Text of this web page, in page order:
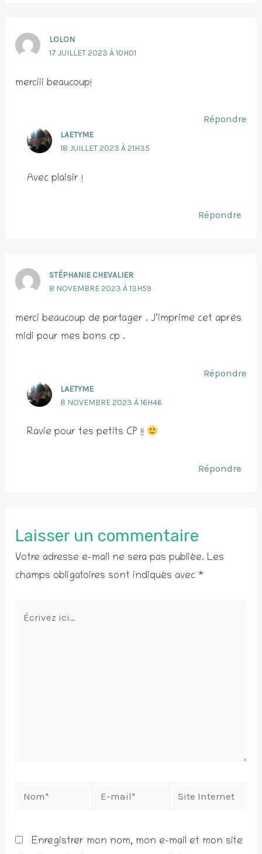
LOLON
17 JUILLET 2023 À 10H01
merciii beaucoup!
Répondre
LAETYME
18 JUILLET 2023 À 21H35
Avec plaisir !
Répondre
STÉPHANIE CHEVALIER
8 NOVEMBRE 2023 À 13H59
merci beaucoup de partager . J’imprime cet après
midi pour mes bons cp .
Répondre
LAETYME
8 NOVEMBRE 2023 À 16H46
Ravie pour tes petits CP !!
Répondre
Laisser un commentaire
Votre adresse e-mail ne sera pas publiée. Les
champs obligatoires sont indiqués avec*
Enregistrer mon nom, mon e-mail et mon site